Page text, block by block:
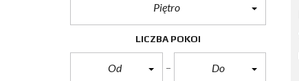
Piętro
LICZBA POKOI
Od Do